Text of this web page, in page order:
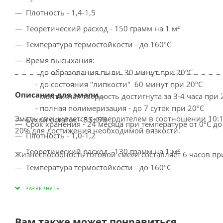
Плотность - 1,4-1,5
Теоретический расход - 150 грамм на 1 м²
Температура термостойкости - до 160ºС
Время высыхания:
- до образования пыли 30 минут при 20ºС
- до состояния "липкости" 60 минут при 20ºС
- монтажная твердость достигнута за 3-4 часа при
- полная полимеризация - до 7 суток при 20ºС
Срок хранения - 24 месяца при температуре от 0ºС
_ _ _ _ _ _ _ _ _ _ _ _ _ _ _ _ _ _ _ _ _ _ _ _ _ _ _
Описание для эмали
Эмаль смешивается с отвердителем в соотношении
20% для достижения необходимой вязкости.
Жизнеспособность готовой смеси составляет 6 часов
Сухой остаток - 55±5%
Плотность - 1,0-1,2
Теоретический расход - 130 грамм на 1 м²
Температура термостойкости - до 160ºС
- монтажная твердость достигнута за 4-5 часов при